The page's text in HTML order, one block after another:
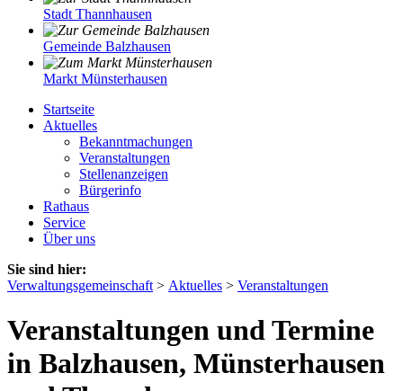
Stadt Thannhausen
Gemeinde Balzhausen
Markt Münsterhausen
Startseite
Aktuelles
Bekanntmachungen
Veranstaltungen
Stellenanzeigen
Bürgerinfo
Rathaus
Service
Über uns
Sie sind hier:
Verwaltungsgemeinschaft > Aktuelles > Veranstaltungen
Veranstaltungen und Termine
in Balzhausen, Münsterhausen